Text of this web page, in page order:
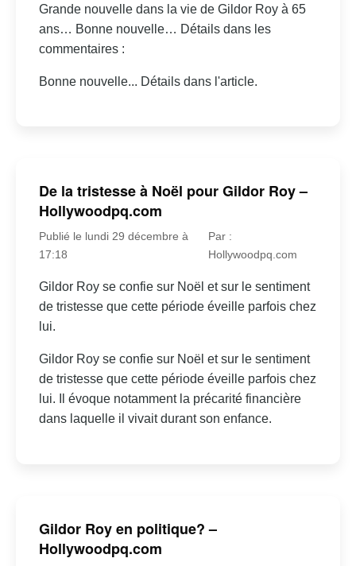
Grande nouvelle dans la vie de Gildor Roy à 65
ans… Bonne nouvelle… Détails dans les
commentaires :
Bonne nouvelle... Détails dans l'article.
De la tristesse à Noël pour Gildor Roy –
Hollywoodpq.com
Publié le lundi 29 décembre à
17:18
Par :
Hollywoodpq.com
Gildor Roy se confie sur Noël et sur le sentiment
de tristesse que cette période éveille parfois chez
lui.
Gildor Roy se confie sur Noël et sur le sentiment
de tristesse que cette période éveille parfois chez
lui. Il évoque notamment la précarité financière
dans laquelle il vivait durant son enfance.
Gildor Roy en politique? –
Hollywoodpq.com